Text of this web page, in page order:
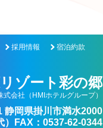
採用情報 宿泊約款
ゾート彩の郷
会社（HMIホテルグループ）
静岡県掛川市満水2000
）FAX：0537-62-0344